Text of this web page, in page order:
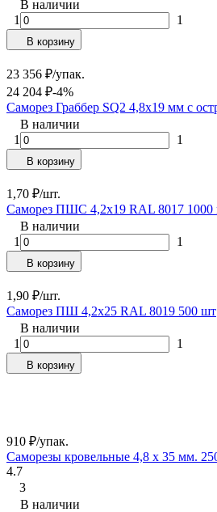
В наличии
1
1
В корзину
23 356 ₽/упак.
24 204 ₽-4%
Саморез Граббер SQ2 4,8х19 мм с
В наличии
1
1
В корзину
1,70 ₽/шт.
Саморез ПШС 4,2х19 RAL 8017 1000
В наличии
1
1
В корзину
1,90 ₽/шт.
Саморез ПШ 4,2х25 RAL 8019 500 шт
В наличии
1
1
В корзину
910 ₽/упак.
Саморезы кровельные 4,8 х 35 мм.
4.7
3
В наличии